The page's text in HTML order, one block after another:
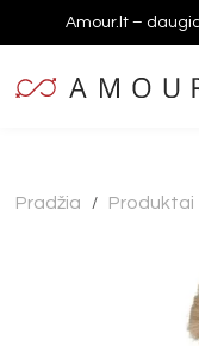
Amour.lt –
Pradžia / Produktai